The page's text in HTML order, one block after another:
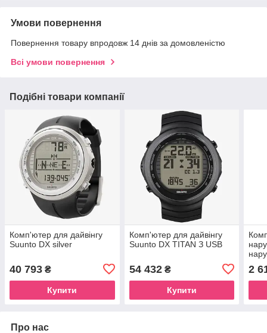
Умови повернення
Повернення товару впродовж 14 днів за домовленістю
Всі умови повернення
Подібні товари компанії
Комп'ютер для дайвінгу
Suunto DX silver
40 793 ₴
Купити
Комп'ютер для дайвінгу
Suunto DX TITAN З USB
54 432₴
Купити
2
Про нас